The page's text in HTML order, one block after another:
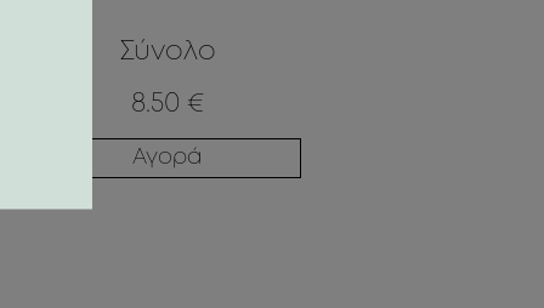
Σύνολο
8.50 €
Αγορά